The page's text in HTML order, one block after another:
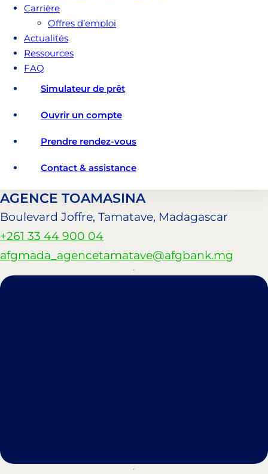
Carrière
Offres d’emploi
Actualités
Ressources
FAQ
Simulateur de prêt
Ouvrir un compte
Prendre rendez-vous
Contact & assistance
AGENCE TOAMASINA
Boulevard Joffre, Tamatave, Madagascar
+261 33 44 900 04
afgmada_agencetamatave@afgbank.mg